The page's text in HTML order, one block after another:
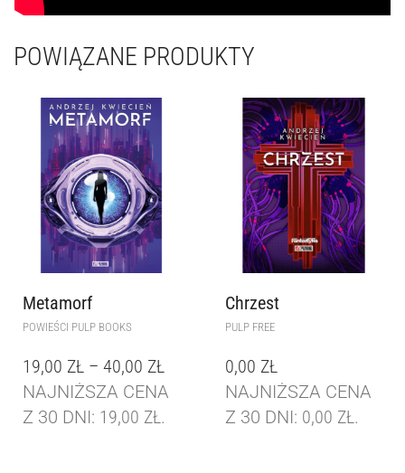
POWIĄZANE PRODUKTY
Metamorf
POWIEŚCI PULP BOOKS
19,00 ZŁ – 40,00 ZŁ
NAJNIŻSZA CENA
Z 30 DNI: 19,00 ZŁ.
Chrzest
PULP FREE
0,00 ZŁ
NAJNIŻSZA CENA
Z 30 DNI: 0,00 ZŁ.